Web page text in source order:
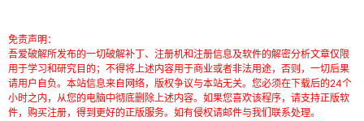
免责声明：
吾爱破解所发布的一切破解补丁、注册机和注册信息及软件的解密分析文章仅限
用于学习和研究目的；不得将上述内容用于商业或者非法用途，否则，一切后果
请用户自负。本站信息来自网络，版权争议与本站无关。您必须在下载后的24个
小时之内，从您的电脑中彻底删除上述内容。如果您喜欢该程序，请支持正版软
件，购买注册，得到更好的正版服务。如有侵权请邮件与我们联系处理。